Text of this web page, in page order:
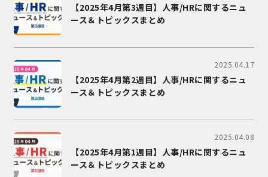
【2025年4月第3週目】人事/HRに関するニュ
ース＆トピックスまとめ
2025.04.17
【2025年4月第2週目】人事/HRに関するニュ
ース＆トピックスまとめ
2025.04.08
【2025年4月第1週目】人事/HRに関するニュ
ース＆トピックスまとめ